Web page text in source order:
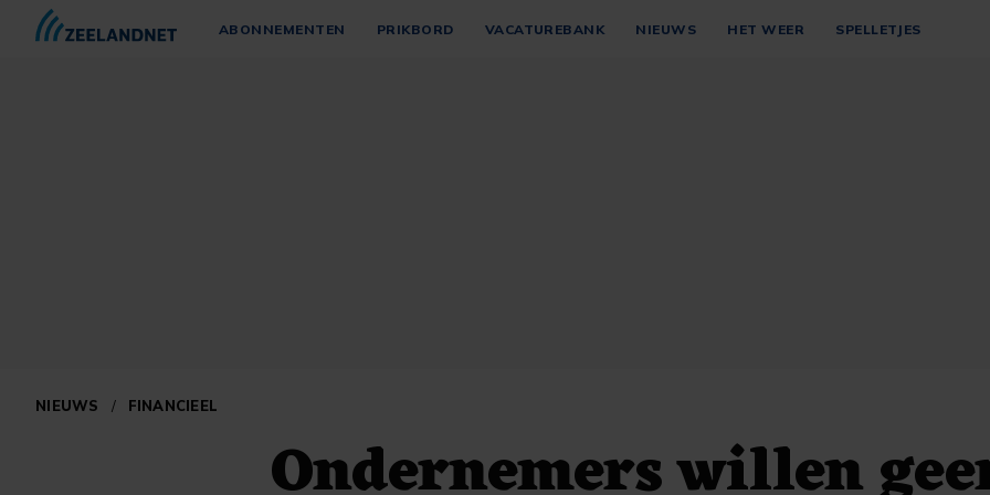
ABONNEMENTEN PRIKBORD VACATUREBANK NIEUWS HET WEER SPELLETJES
NIEUWS / FINANCIEEL